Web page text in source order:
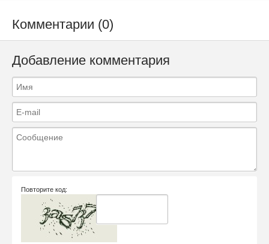
Комментарии (0)
Добавление комментария
Повторите код: